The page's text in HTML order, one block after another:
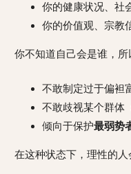
你的健康状况、社
你的价值观、宗教
你不知道自己会是谁，所
不敢制定过于偏袒
不敢歧视某个群体
倾向于保护最弱势
在这种状态下，理性的人